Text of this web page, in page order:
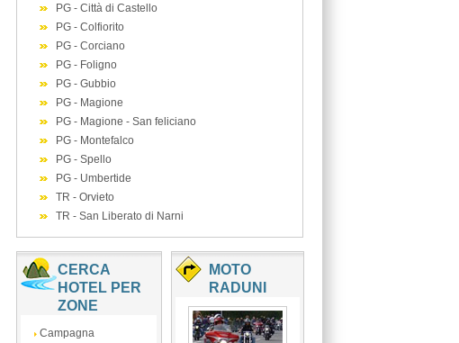
PG - Città di Castello
PG - Colfiorito
PG - Corciano
PG - Foligno
PG - Gubbio
PG - Magione
PG - Magione - San feliciano
PG - Montefalco
PG - Spello
PG - Umbertide
TR - Orvieto
TR - San Liberato di Narni
CERCA
HOTEL PER
ZONE
Campagna
MOTO
RADUNI